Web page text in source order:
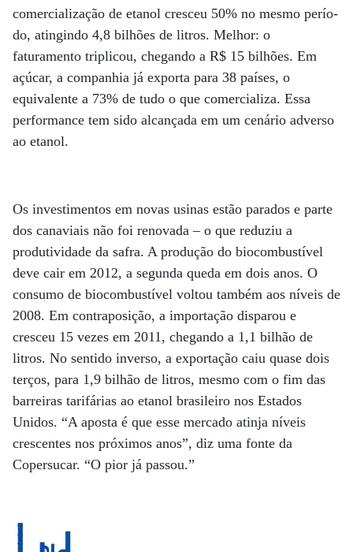
comercialização de etanol cresceu 50% no mesmo perío­
do, atingindo 4,8 bilhões de litros. Melhor: o
faturamento triplicou, chegando a R$ 15 bilhões. Em
açúcar, a companhia já exporta para 38 países, o
equivalente a 73% de tudo o que comercializa. Essa
performance tem sido alcançada em um cenário adverso
ao etanol.
Os investimentos em novas usinas estão parados e parte
dos canaviais não foi renovada – o que reduziu a
produtividade da safra. A produção do biocombustível
deve cair em 2012, a segunda queda em dois anos. O
consumo de biocombustível voltou também aos níveis de
2008. Em contraposição, a importação disparou e
cresceu 15 vezes em 2011, chegando a 1,1 bilhão de
litros. No sentido inverso, a exportação caiu quase dois
terços, para 1,9 bilhão de litros, mesmo com o fim das
barreiras tarifárias ao etanol brasileiro nos Estados
Unidos. “A aposta é que esse mercado atinja níveis
crescentes nos próximos anos”, diz uma fonte da
Copersucar. “O pior já passou.”